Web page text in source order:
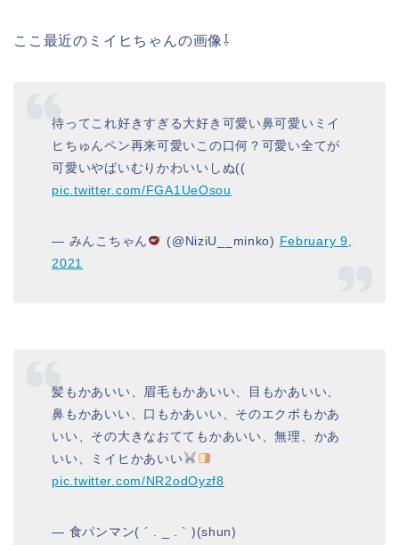
ここ最近のミイヒちゃんの画像⇩
待ってこれ好きすぎる大好き可愛い鼻可愛いミイ
ヒちゅんペン再来可愛いこの口何？可愛い全てが
可愛いやばいむりかわいいしぬ((
pic.twitter.com/FGA1UeOsou
— みんこちゃん (@NiziU__minko) February 9,
2021
髪もかあいい、眉毛もかあいい、目もかあいい、
鼻もかあいい、口もかあいい、そのエクボもかあ
いい、その大きなおててもかあいい、無理、かあ
いい、ミイヒかあいい
pic.twitter.com/NR2odOyzf8
— 食パンマン( ´ . _ . ` )(shun)